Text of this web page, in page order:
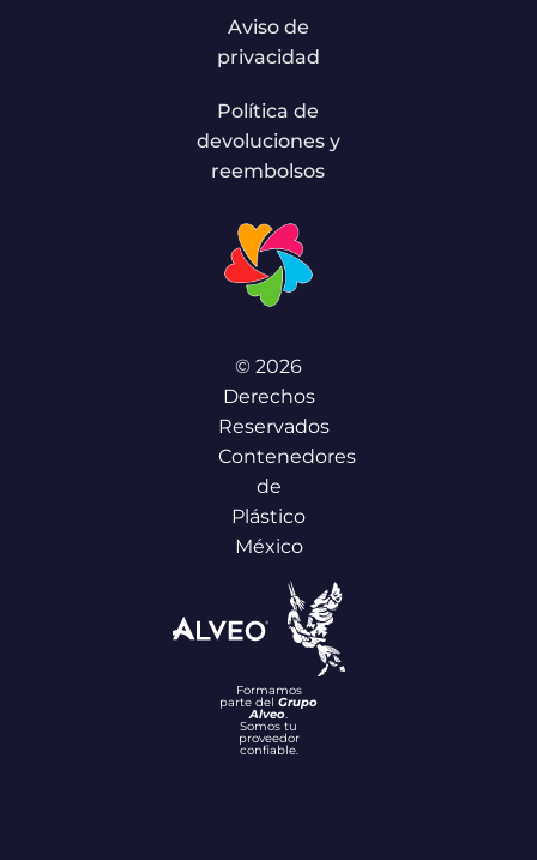
Aviso de
privacidad
Política de
devoluciones y
reembolsos
© 2026
Derechos
Reservados
Contenedores
de
Plástico
México
Formamos
parte del Grupo
Alveo.
Somos tu
proveedor
confiable.